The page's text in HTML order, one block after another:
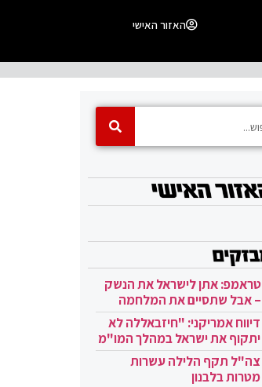
האזור האישי
טראמפ: אתן לישראל את הנשק
– אבל שתסיים את המלחמה
בעזה
דיווח אמריקני: "חיזבאללה לא
יתקוף את ישראל במהלך המו"מ
בקטאר"
צה"ל תקף הלילה עשרות
מטרות בלבנון